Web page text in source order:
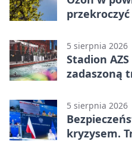
5 sierpnia 2026
Stadion
zadaszoną
5 sierpnia 2026
kryzysem.